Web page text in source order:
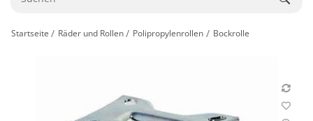
Startseite Räder und Rollen Polipropylenrollen Bockrolle